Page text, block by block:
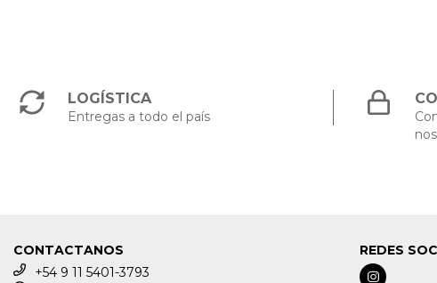
LOGÍSTICA
Entregas a todo el país
CONTACTANOS
+54 9 11 5401-3793
REDES